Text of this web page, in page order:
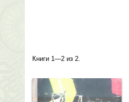
Книги 1—2 из 2.